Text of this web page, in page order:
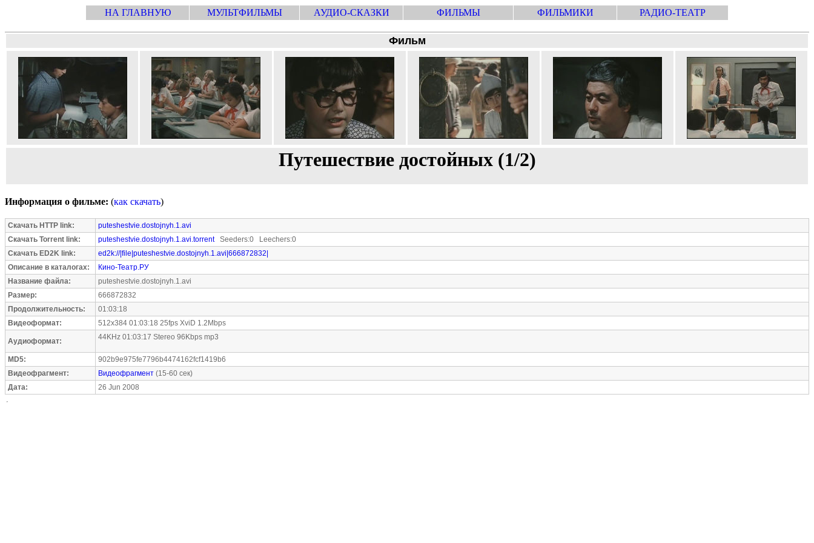
НА ГЛАВНУЮ МУЛЬТФИЛЬМЫ АУДИО-СКАЗКИ ФИЛЬМЫ ФИЛЬМИКИ РАДИО-ТЕАТР
Фильм
Путешествие достойных (1/2)
Информация о фильме: (как скачать)
Скачать HTTP link:
puteshestvie.dostojnyh.1.avi
Скачать Torrent link:
puteshestvie.dostojnyh.1.avi.torrentSeeders:0 Leechers:0
Скачать ED2K link:
ed2k://|file|puteshestvie.dostojnyh.1.avi|666872832|
Описание в каталогах:
Кино-Театр.РУ
Название файла:
puteshestvie.dostojnyh.1.avi
Размер:
666872832
Продолжительность:
01:03:18
Видеоформат:
512x384 01:03:18 25fps XviD 1.2Mbps
Аудиоформат: 44KHz 01:03:17 Stereo 96Kbps mp3
MD5:
902b9e975fe7796b4474162fcf1419b6
Видеофрагмент:
Видеофрагмент (15-60 сек)
Дата:
26 Jun 2008